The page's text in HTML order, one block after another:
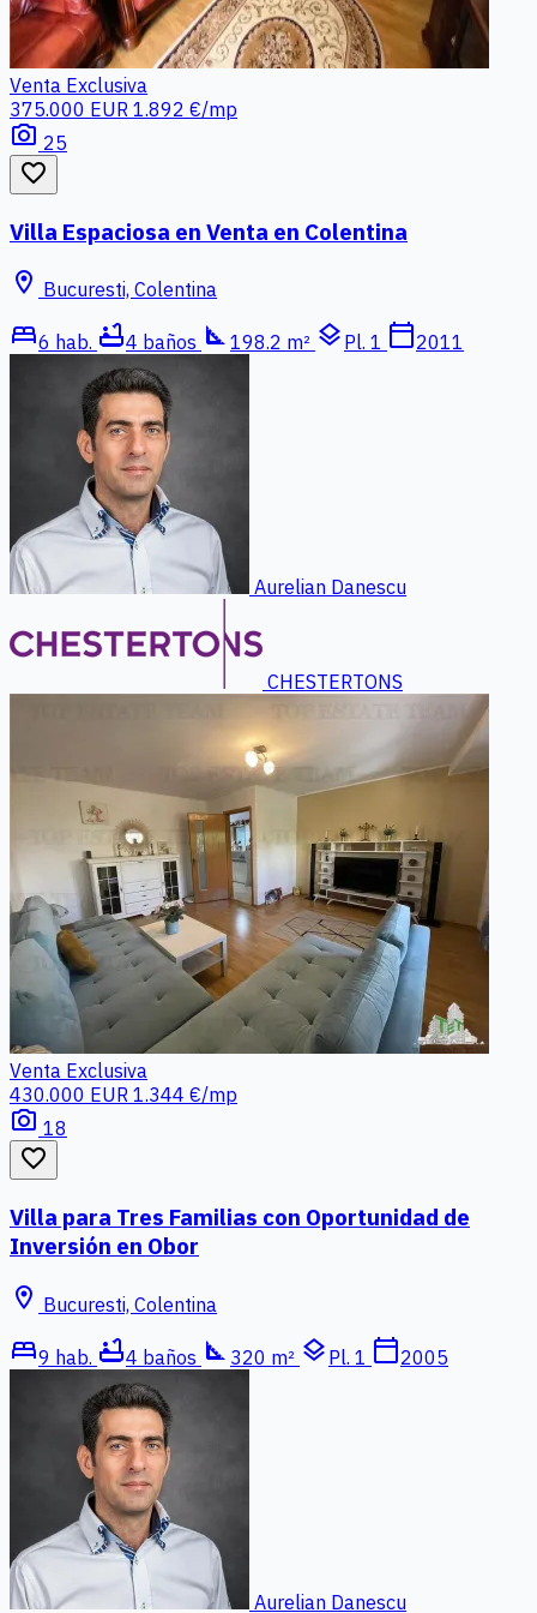
Venta Exclusiva
375.000 EUR 1.892 €/mp
photo_camera 25
favorite_border
Villa Espaciosa en Venta en Colentina
location_on Bucuresti, Colentina
bed6 hab. bathtub4 baños square_foot 198.2 m² layers Pl. 1 calendar_today2011
Aurelian Danescu
CHESTERTONS
Venta Exclusiva
430.000 EUR 1.344 €/mp
photo_camera 18
favorite_border
Villa para Tres Familias con Oportunidad de
Inversión en Obor
location_on Bucuresti, Colentina
bed9 hab. bathtub4 baños square_foot 320 m² layers Pl. 1 calendar_today2005
Aurelian Danescu